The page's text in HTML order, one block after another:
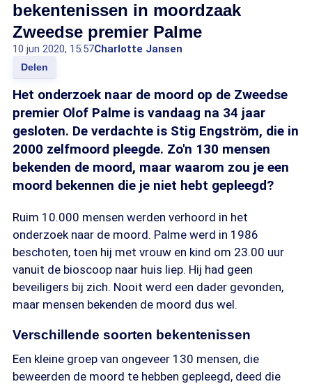
bekentenissen in moordzaak
Zweedse premier Palme
10 jun 2020, 15:57Charlotte Jansen
Delen
Het onderzoek naar de moord op de Zweedse
premier Olof Palme is vandaag na 34 jaar
gesloten. De verdachte is Stig Engström, die in
2000 zelfmoord pleegde. Zo'n 130 mensen
bekenden de moord, maar waarom zou je een
moord bekennen die je niet hebt gepleegd?
Ruim 10.000 mensen werden verhoord in het
onderzoek naar de moord. Palme werd in 1986
beschoten, toen hij met vrouw en kind om 23.00 uur
vanuit de bioscoop naar huis liep. Hij had geen
beveiligers bij zich. Nooit werd een dader gevonden,
maar mensen bekenden de moord dus wel.
Verschillende soorten bekentenissen
Een kleine groep van ongeveer 130 mensen, die
beweerden de moord te hebben gepleegd, deed die